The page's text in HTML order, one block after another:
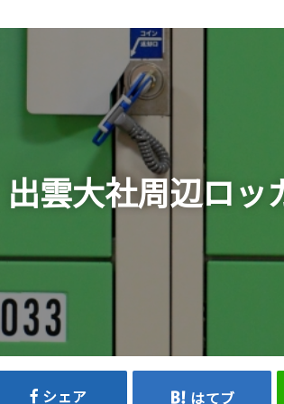
出雲大社周辺ロッ
シェア はてブ